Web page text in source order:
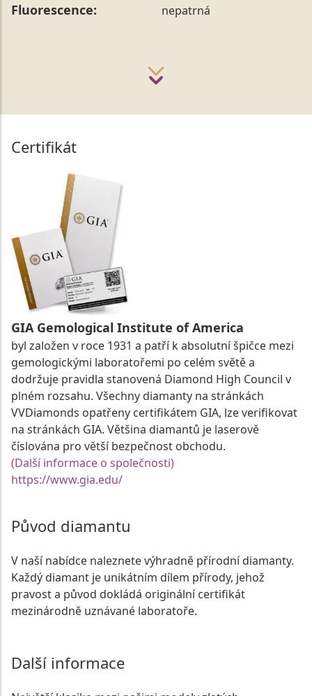
Fluorescence: nepatrná
Certifikát
GIA Gemological Institute of America
byl založen v roce 1931 a patří k absolutní špičce mezi
gemologickými laboratořemi po celém světě a
dodržuje pravidla stanovená Diamond High Council v
plném rozsahu. Všechny diamanty na stránkách
VVDiamonds opatřeny certifikátem GIA, lze verifikovat
na stránkách GIA. Většina diamantů je laserově
číslována pro větší bezpečnost obchodu.
(Další informace o společnosti)
https://www.gia.edu/
Původ diamantu
V naší nabídce naleznete výhradně přírodní diamanty.
Každý diamant je unikátním dílem přírody, jehož
pravost a původ dokládá originální certifikát
mezinárodně uznávané laboratoře.
Další informace